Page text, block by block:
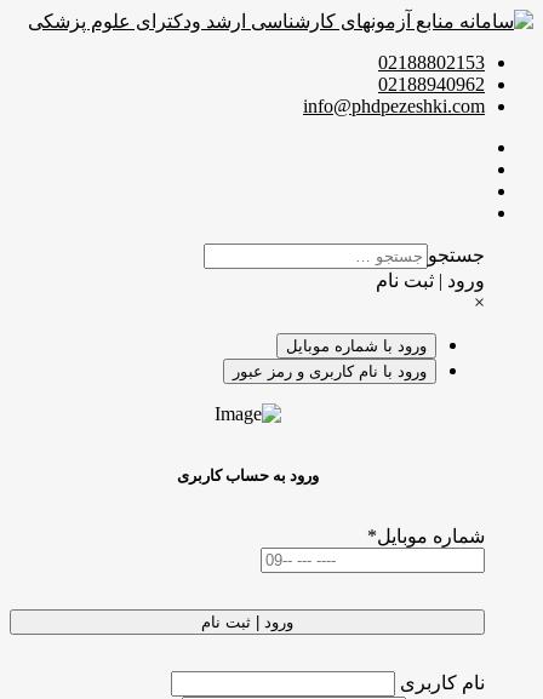
02188802153
02188940962
info@phdpezeshki.com
جستجو
ورود | ثبت نام
×
ورود با شماره موبایل
ورود با نام کاربری و رمز عبور
ورود به حساب کاربری
شماره موبایل*
ورود | ثبت نام
نام کاربری